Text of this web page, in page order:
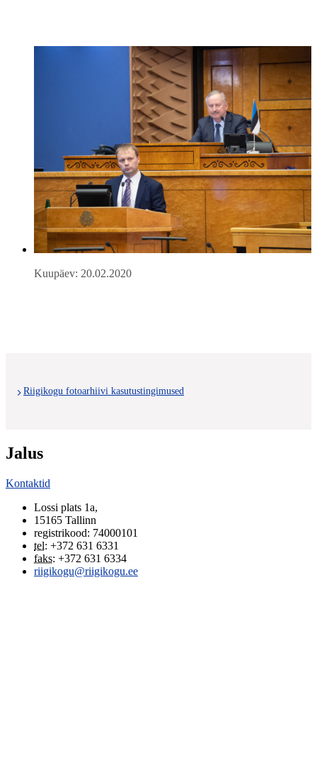
Kuupäev: 20.02.2020
Riigikogu fotoarhiivi kasutustingimused
Jalus
Kontaktid
Lossi plats 1a,
15165 Tallinn
registrikood: 74000101
tel: +372 631 6331
faks: +372 631 6334
riigikogu@riigikogu.ee